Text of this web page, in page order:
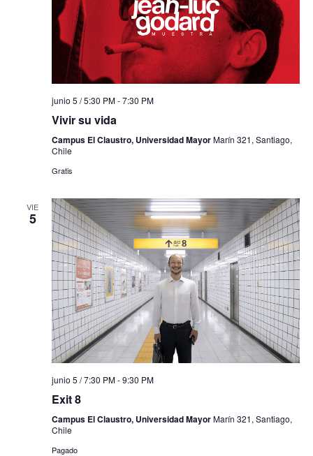
junio 5 / 5:30 PM-7:30 PM
Vivir su vida
Campus El Claustro, Universidad MayorMarín 321, Santiago,
Chile
Gratis
VIE
5
junio 5 / 7:30 PM-9:30 PM
Exit 8
Campus El Claustro, Universidad MayorMarín 321, Santiago,
Chile
Pagado